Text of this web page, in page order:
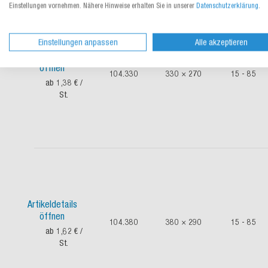
öffnen
ab 1,38 € /
St.
104.330 330 × 270 15 - 85
Artikeldetails
öffnen
ab 1,62 € /
St.
104.380 380 × 290 15 - 85
Einstellungen vornehmen. Nähere Hinweise erhalten Sie in unserer Datenschutzerklärung.
Einstellungen anpassen Alle akzeptieren